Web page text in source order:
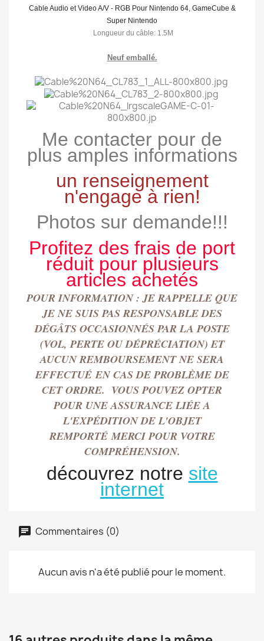
Cable Audio et Video A/V - RGB Pour Nintendo 64, GameCube &
Super Nintendo
Longueur du câble: 1.5M
Neuf emballé.
Me contacter pour de
plus amples informations
un renseignement
n'engage à rien!
Photos sur demande!!!
Profitez des frais de port
réduit pour plusieurs
articles achetés
POUR INFORMATION : JE RAPPELLE QUE
JE NE SUIS PAS RESPONSABLE DES
DÉGÂTS OCCASIONNÉS PAR LA POSTE
(VOL, PERTE OU DÉPRÉCIATION) ET
AUCUN REMBOURSEMENT NE SERA
EFFECTUÉEN CAS DE PROBLÈME DE
CET ORDRE. VOUS POUVEZ OPTER
POUR UNE ASSURANCE LIÉE A
L'EXPÉDITION DE L'OBJET
REMPORTÉMERCI POUR VOTRE
COMPRÉHENSION.
découvrez notre site
internet
Commentaires (0)
Aucun avis n'a été publié pour le moment.